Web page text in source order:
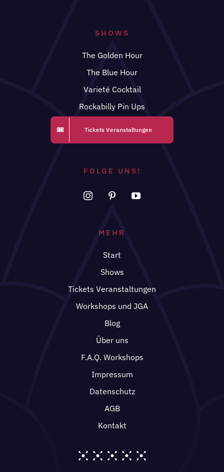
FOLGE UNS!
SHOWS
The Golden Hour
The Blue Hour
Varieté Cocktail
Rockabilly Pin Ups
Tickets Veranstaltungen
MEHR
Start
Shows
Tickets Veranstaltungen
Workshops und JGA
Blog
Über uns
F.A.Q. Workshops
Impressum
Datenschutz
AGB
Kontakt